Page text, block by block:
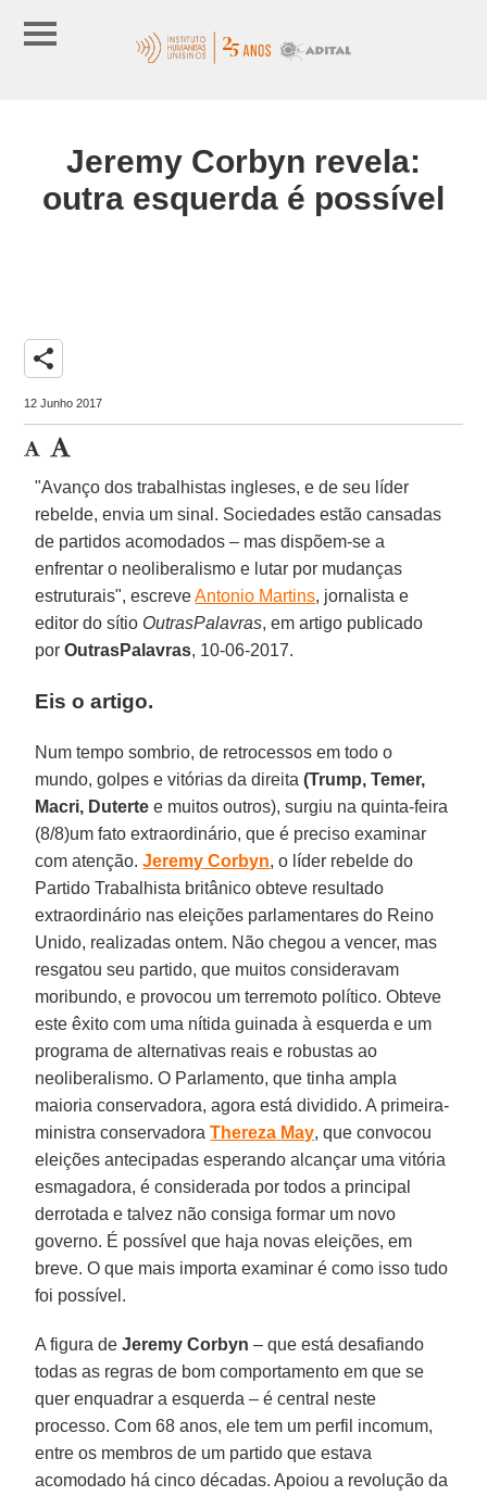
Jeremy Corbyn revela:
outra esquerda é possível
share
12 Junho 2017
"Avanço dos trabalhistas ingleses, e de seu líder
rebelde, envia um sinal. Sociedades estão cansadas
de partidos acomodados – mas dispõem-se a
enfrentar o neoliberalismo e lutar por mudanças
estruturais", escreveAntonio Martins, jornalista e
editor do sítio OutrasPalavras, em artigo publicado
porOutrasPalavras, 10-06-2017.
Eis o artigo.
Num tempo sombrio, de retrocessos em todo o
mundo, golpes e vitórias da direita(Trump, Temer,
Macri, Duterte e muitos outros), surgiu na quinta-feira
(8/8)um fato extraordinário, que é preciso examinar
com atenção.Jeremy Corbyn, o líder rebelde do
Partido Trabalhista britânico obteve resultado
extraordinário nas eleições parlamentares do Reino
Unido, realizadas ontem. Não chegou a vencer, mas
resgatou seu partido, que muitos consideravam
moribundo, e provocou um terremoto político. Obteve
este êxito com uma nítida guinada à esquerda e um
programa de alternativas reais e robustas ao
neoliberalismo. O Parlamento, que tinha ampla
maioria conservadora, agora está dividido. A primeira-
ministra conservadoraThereza May, que convocou
eleições antecipadas esperando alcançar uma vitória
esmagadora, é considerada por todos a principal
derrotada e talvez não consiga formar um novo
governo. É possível que haja novas eleições, em
breve. O que mais importa examinar é como isso tudo
foi possível.
A figura deJeremy Corbyn – que está desafiando
todas as regras de bom comportamento em que se
quer enquadrar a esquerda – é central neste
processo. Com 68 anos, ele tem um perfil incomum,
entre os membros de um partido que estava
acomodado há cinco décadas. Apoiou a revolução da